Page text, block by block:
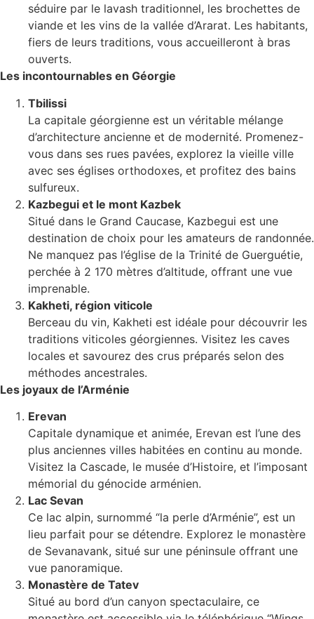
séduire par le lavash traditionnel, les brochettes de
viande et les vins de la vallée d’Ararat. Les habitants,
fiers de leurs traditions, vous accueilleront à bras
ouverts.
Les incontournables en Géorgie
Tbilissi
La capitale géorgienne est un véritable mélange
d’architecture ancienne et de modernité. Promenez-
vous dans ses rues pavées, explorez la vieille ville
avec ses églises orthodoxes, et profitez des bains
sulfureux.
Kazbegui et le mont Kazbek
Situé dans le Grand Caucase, Kazbegui est une
destination de choix pour les amateurs de randonnée.
Ne manquez pas l’église de la Trinité de Guerguétie,
perchée à 2 170 mètres d’altitude, offrant une vue
imprenable.
Kakheti, région viticole
Berceau du vin, Kakheti est idéale pour découvrir les
traditions viticoles géorgiennes. Visitez les caves
locales et savourez des crus préparés selon des
méthodes ancestrales.
Les joyaux de l’Arménie
Erevan
Capitale dynamique et animée, Erevan est l’une des
plus anciennes villes habitées en continu au monde.
Visitez la Cascade, le musée d’Histoire, et l’imposant
mémorial du génocide arménien.
Lac Sevan
Ce lac alpin, surnommé “la perle d’Arménie”, est un
lieu parfait pour se détendre. Explorez le monastère
de Sevanavank, situé sur une péninsule offrant une
vue panoramique.
Monastère de Tatev
Situé au bord d’un canyon spectaculaire, ce